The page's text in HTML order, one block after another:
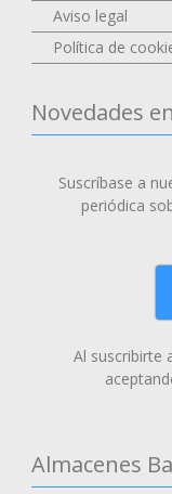
Aviso legal
Política de
Novedades
Suscríbase a
periódica
Al suscribirte
Almacenes